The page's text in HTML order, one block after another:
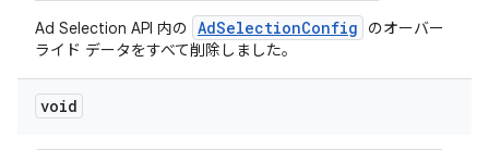
Ad Selection API 内の AdSelectionConfig
のオーバー
ライド データをすべて削除しました。
void